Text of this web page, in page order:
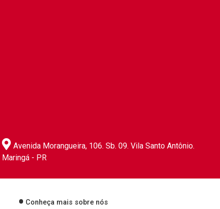
Avenida Morangueira, 106. Sb. 09. Vila Santo Antônio.
Maringá - PR
Conheça mais sobre nós